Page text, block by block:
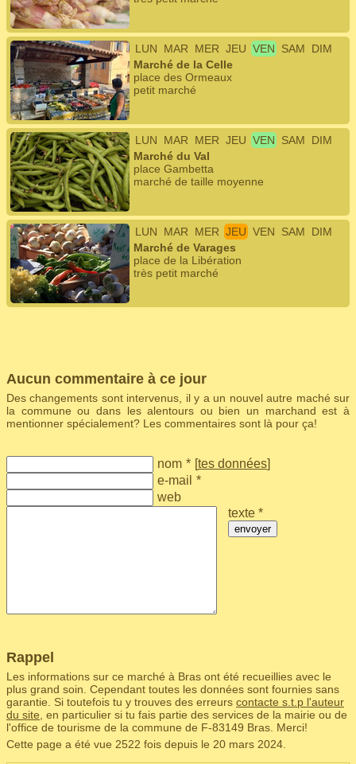
LUN MAR MER JEU VEN SAM
DIM
Marché de la Celle
place des Ormeaux
petit marché
LUN MAR MER JEU VEN SAM
DIM
Marché du Val
place Gambetta
marché de taille moyenne
LUN MAR MER JEU VEN SAM
DIM
Marché de Varages
place de la Libération
très petit marché
Aucun commentaire à ce jour
Des changements sont intervenus, il y a un nouvel autre maché sur
la commune ou dans les alentours ou bien un marchand est à
mentionner spécialement? Les commentaires sont là pour ça!
nom * [tes données]
e-mail *
web
texte *
envoyer
Rappel
Les informations sur ce marché à Bras ont été recueillies avec le
plus grand soin. Cependant toutes les données sont fournies sans
garantie. Si toutefois tu y trouves des erreurs contacte s.t.p l'auteur
du site , en particulier si tu fais partie des services de la mairie ou de
l'office de tourisme de la commune de F‑83149 Bras. Merci!
Cette page a été vue 2522 fois depuis le 20 mars 2024.